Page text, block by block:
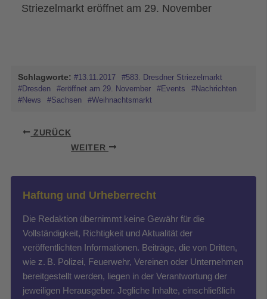
Striezelmarkt eröffnet am 29. November
Schlagworte: #13.11.2017
#583. Dresdner Striezelmarkt
#Dresden
#eröffnet am 29. November #Events
#Nachrichten
#News
#Sachsen #Weihnachtsmarkt
ZURÜCK
WEITER
Haftung und Urheberrecht
Die Redaktion übernimmt keine Gewähr für die
Vollständigkeit, Richtigkeit und Aktualität der
veröffentlichten Informationen. Beiträge, die von Dritten,
wie z. B. Polizei, Feuerwehr, Vereinen oder Unternehmen
bereitgestellt werden, liegen in der Verantwortung der
jeweiligen Herausgeber. Jegliche Inhalte, einschließlich